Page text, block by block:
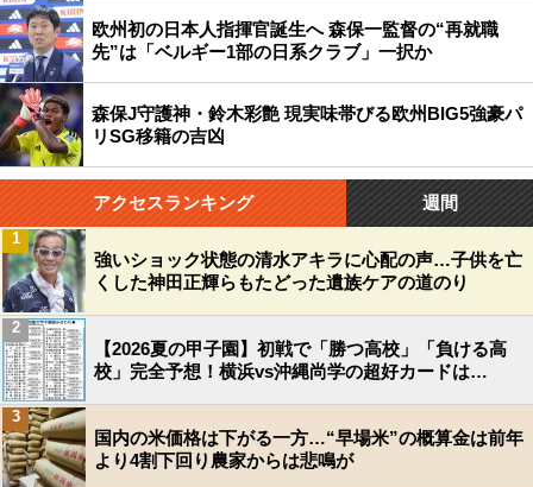
欧州初の日本人指揮官誕生へ 森保一監督の“再就職
先”は「ベルギー1部の日系クラブ」一択か
森保J守護神・鈴木彩艶 現実味帯びる欧州BIG5強豪パ
リSG移籍の吉凶
アクセスランキング 週間
強いショック状態の清水アキラに心配の声…子供を亡
くした神田正輝らもたどった遺族ケアの道のり
1
【2026夏の甲子園】初戦で「勝つ高校」「負ける高
校」完全予想！横浜vs沖縄尚学の超好カードは…
2
国内の米価格は下がる一方…“早場米”の概算金は前年
より4割下回り農家からは悲鳴が
3